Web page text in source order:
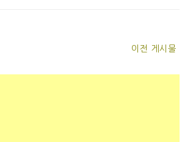
이전 게시물